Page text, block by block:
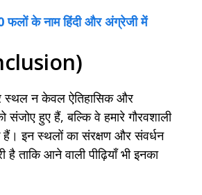
फलों के नाम हिंदी और अंग्रेजी में
स्थल न केवल ऐतिहासिक और
संजोए हुए हैं, बल्कि वे हमारे गौरवशाली
हैं। इन स्थलों का संरक्षण और संवर्धन
है ताकि आने वाली पीढ़ियाँ भी इनका